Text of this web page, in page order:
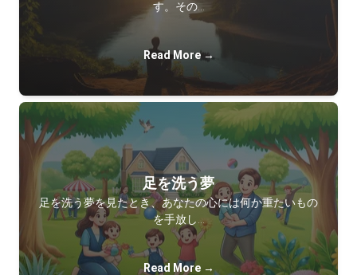
す。その…
Read More →
足を洗う夢
足を洗う夢を見たとき、あなたの心には何か重たいもの
を手放し…
Read More →